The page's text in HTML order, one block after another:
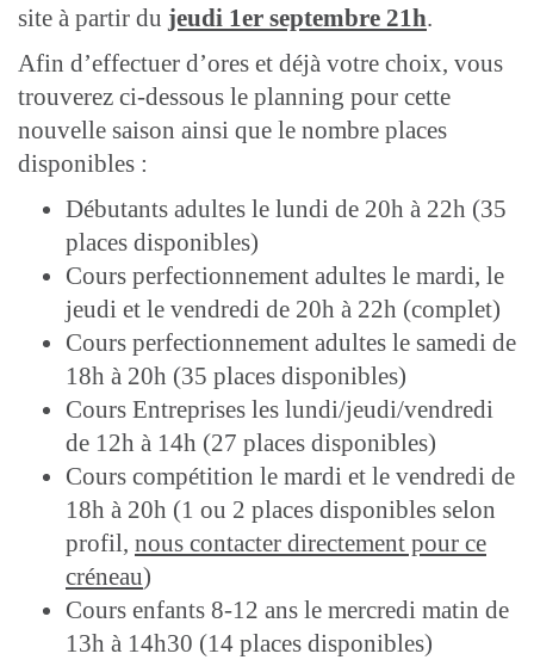
site à partir du jeudi 1er septembre 21h.
Afin d’effectuer d’ores et déjà votre choix, vous
trouverez ci-dessous le planning pour cette
nouvelle saison ainsi que le nombre places
disponibles :
Débutants adultes le lundi de 20h à 22h (35
places disponibles)
Cours perfectionnement adultes le mardi, le
jeudi et le vendredi de 20h à 22h (complet)
Cours perfectionnement adultes le samedi de
18h à 20h (35 places disponibles)
Cours Entreprises les lundi/jeudi/vendredi
de 12h à 14h (27 places disponibles)
Cours compétition le mardi et le vendredi de
18h à 20h (1 ou 2 places disponibles selon
profil, nous contacter directement pour ce
créneau)
Cours enfants 8-12 ans le mercredi matin de
13h à 14h30 (14 places disponibles)